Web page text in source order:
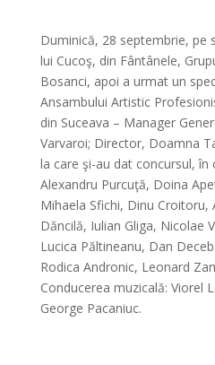
Duminică, 28 septembrie, pe
lui Cucoş, din Fântânele,
Bosanci, apoi a urmat un
Ansambului Artistic
din Suceava – Manager
Varvaroi; Director, Doamna
la care şi-au dat concursul, în
Alexandru Purcuţă, Doina
Mihaela Sfichi, Dinu Croitoru,
Dăncilă, Iulian Gliga, Nicolae
Lucica Păltineanu, Dan
Rodica Andronic, Leonard
Conducerea muzicală: Viorel
George Pacaniuc.